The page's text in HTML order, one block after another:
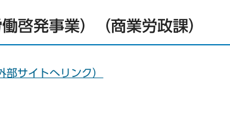
啓発事業）（商業労政課）
サイトへリンク）